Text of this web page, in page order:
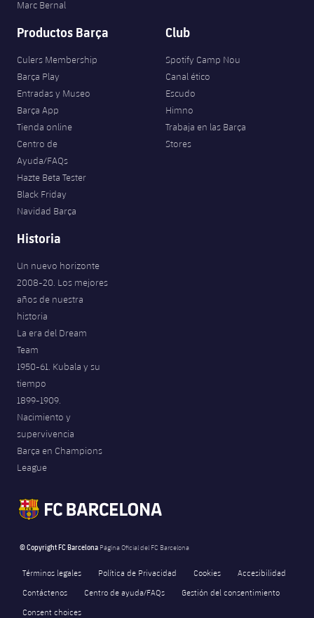
Marc Bernal
Productos Barça
Culers Membership
Barça Play
Entradas y Museo
Barça App
Tienda online
Centro de
Ayuda/FAQs
Hazte Beta Tester
Black Friday
Navidad Barça
Club
Spotify Camp Nou
Canal ético
Escudo
Himno
Trabaja en las Barça
Stores
Historia
Un nuevo horizonte
2008-20. Los mejores
años de nuestra
historia
La era del Dream
Team
1950-61. Kubala y su
tiempo
1899-1909.
Nacimiento y
supervivencia
Barça en Champions
League
© Copyright FC Barcelona Página Oficial del FC Barcelona
Términos legales Política de Privacidad Cookies
Accesibilidad
Contáctenos
Centro de ayuda/FAQs
Gestión del consentimiento
Consent choices